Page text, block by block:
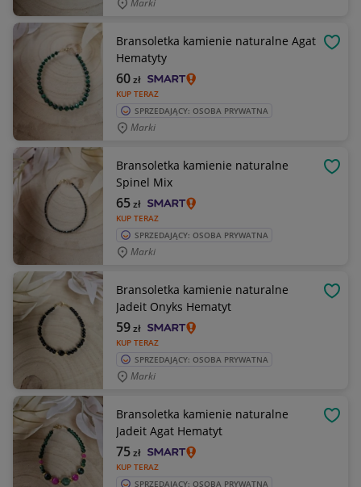
Marki
Bransoletka kamienie naturalne Agat
Hematyty
KUP TERAZ
60zł
SPRZEDAJĄCY: OSOBA PRYWATNA
Marki
Bransoletka kamienie naturalne
Spinel Mix
KUP TERAZ
65zł
SPRZEDAJĄCY: OSOBA PRYWATNA
Marki
Bransoletka kamienie naturalne
Jadeit Onyks Hematyt
KUP TERAZ
59zł
SPRZEDAJĄCY: OSOBA PRYWATNA
Marki
Bransoletka kamienie naturalne
Jadeit Agat Hematyt
KUP TERAZ
75zł
SPRZEDAJĄCY: OSOBA PRYWATNA